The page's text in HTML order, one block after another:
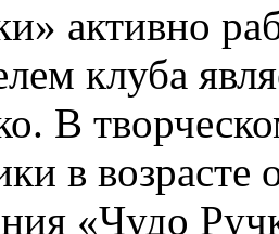
активно
клуба
В
в возрасте
«Чудо